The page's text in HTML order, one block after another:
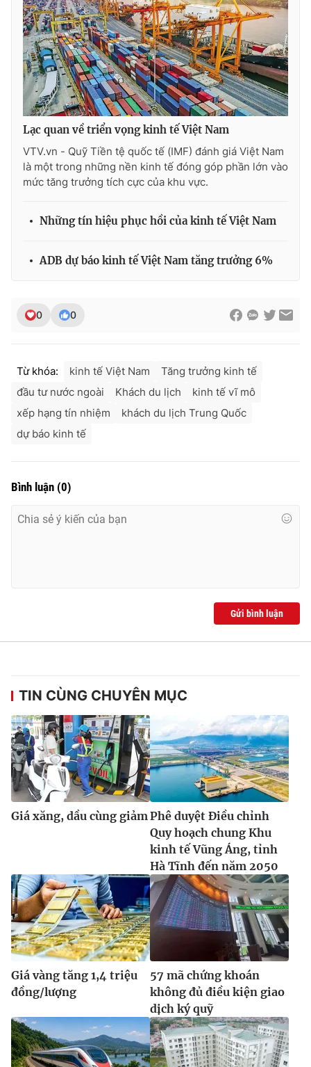
Ðiện thoại Thời báo VTV:024.66 897 897
Email:toasoan@vtv.vn
Liên hệ quảng cáo:024-7300.7108
thuận bằng văn bản. Ghi rõ nguồn VTV.vn khi phát hành lại
thông tin từ website này.
Lạc quan về triển vọng kinh tế Việt Nam
VTV.vn - Quỹ Tiền tệ quốc tế (IMF) đánh giá Việt Nam
là một trong những nền kinh tế đóng góp phần lớn vào
mức tăng trưởng tích cực của khu vực.
Những tín hiệu phục hồi của kinh tế Việt Nam
ADB dự báo kinh tế Việt Nam tăng trưởng 6%
0 0
Từ khóa: kinh tế Việt Nam
Tăng trưởng kinh tế
đầu tư nước ngoài
Khách du lịch
kinh tế vĩ mô
xếp hạng tín nhiệm
khách du lịch Trung Quốc
dự báo kinh tế
Bình luận (0)
Gửi bình luận
TIN CÙNG CHUYÊN MỤC
Giá xăng, dầu cùng giảm Phê duyệt Điều chỉnh
Quy hoạch chung Khu
kinh tế Vũng Áng, tỉnh
Hà Tĩnh đến năm 2050
Giá vàng tăng 1,4 triệu
đồng/lượng
57 mã chứng khoán
không đủ điều kiện giao
dịch ký quỹ